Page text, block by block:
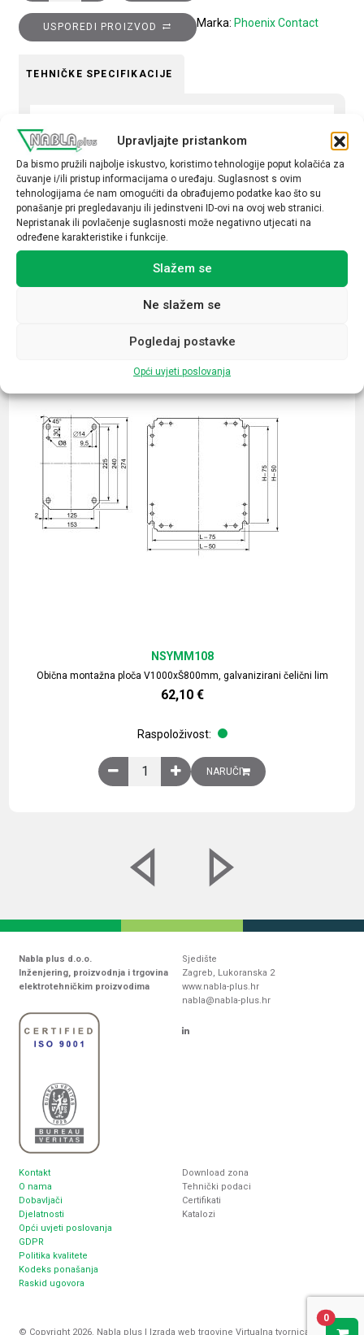
Upravljajte pristankom
Da bismo pružili najbolje iskustvo, koristimo tehnologije poput kolačića za
čuvanje i/ili pristup informacijama o uređaju. Suglasnost s ovim
tehnologijama će nam omogućiti da obrađujemo podatke kao što su
ponašanje pri pregledavanju ili jedinstveni ID-ovi na ovoj web stranici.
Nepristanak ili povlačenje suglasnosti može negativno utjecati na
određene karakteristike i funkcije.
Slažem se
Ne slažem se
Pogledaj postavke
Opći uvjeti poslovanja
USPOREDI PROIZVOD Marka: Phoenix Contact
TEHNIČKE SPECIFIKACIJE
B10
Tip
Ženski
Povezani proizvodi
Obična montažna ploča V1000xŠ800mm, galvanizirani čelični lim
NSYMM108
62,10 €
Raspoloživost:
Obična montažna ploča V1000xŠ800mm,
NARUČI
Nabla plus d.o.o.
Inženjering, proizvodnja i trgovina
elektrotehničkim proizvodima
Sjedište
Zagreb, Lukoranska 2
www.nabla-plus.hr
nabla@nabla-plus.hr
Kontakt
O nama
Dobavljači
Djelatnosti
Opći uvjeti poslovanja
GDPR
Politika kvalitete
Kodeks ponašanja
Raskid ugovora
Download zona
Tehnički podaci
Certifikati
Katalozi
© Copyright 2026. Nabla plus | Izrada web trgovine Virtualna tvornica
0